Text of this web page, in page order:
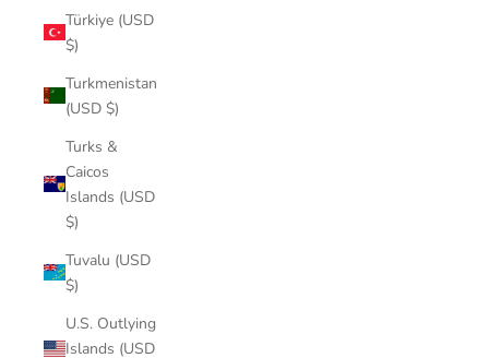
Türkiye (USD
$)
Turkmenistan
(USD $)
Turks &
Caicos
Islands (USD
$)
Tuvalu (USD
$)
U.S. Outlying
Islands (USD